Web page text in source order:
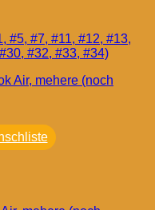
#5, #7, #11, #12, #13,
#32, #33, #34)